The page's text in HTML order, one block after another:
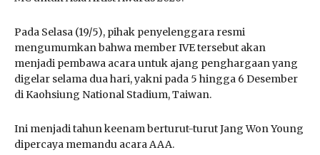
Pada Selasa (19/5), pihak penyelenggara resmi
mengumumkan bahwa member IVE tersebut akan
menjadi pembawa acara untuk ajang penghargaan yang
digelar selama dua hari, yakni pada 5 hingga 6 Desember
di Kaohsiung National Stadium, Taiwan.
Ini menjadi tahun keenam berturut-turut Jang Won Young
dipercaya memandu acara AAA.